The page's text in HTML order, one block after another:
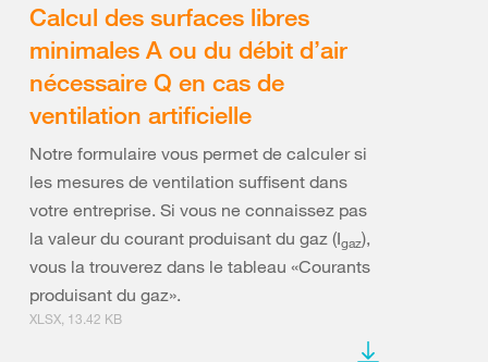
Calcul des surfaces libres
minimales A ou du débit d’air
nécessaire Q en cas de
ventilation artificielle
Notre formulaire vous permet de calculer si
les mesures de ventilation suffisent dans
votre entreprise. Si vous ne connaissez pas
la valeur du courant produisant du gaz (Igaz),
vous la trouverez dans le tableau «Courants
produisant du gaz».
XLSX, 13.42 KB